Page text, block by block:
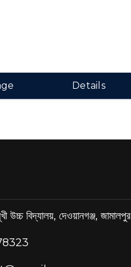
Details
উচ্চ বিদ্যালয়, দেওয়ানগঞ্জ, জামালপুর